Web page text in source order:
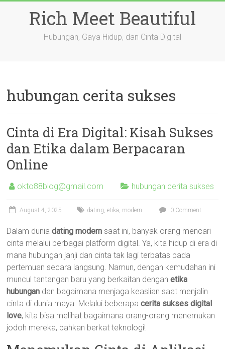
Rich Meet Beautiful
Hubungan, Gaya Hidup, dan Cinta Digital
hubungan cerita sukses
Cinta di Era Digital: Kisah Sukses
dan Etika dalam Berpacaran
Online
okto88blog@gmail.com hubungan cerita sukses
August 4, 2025 dating,etika, modern 0 Comment
Dalam duniadating modern saat ini, banyak orang mencari
cinta melalui berbagai platform digital. Ya, kita hidup di era di
mana hubungan janji dan cinta tak lagi terbatas pada
pertemuan secara langsung. Namun, dengan kemudahan ini
muncul tantangan baru yang berkaitan denganetika
hubungan dan bagaimana menjaga keaslian saat menjalin
cinta di dunia maya. Melalui beberapacerita sukses digital
love, kita bisa melihat bagaimana orang-orang menemukan
jodoh mereka, bahkan berkat teknologi!